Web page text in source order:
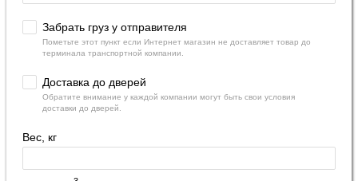
Забрать груз у отправителя
Пометьте этот пункт если Интернет магазин не доставляет товар до
терминала транспортной компании.
Доставка до дверей
Обратите внимание у каждой компании могут быть свои условия
доставки до дверей.
Вес, кг